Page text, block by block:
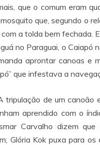
que o comum eram
que, segundo o
a tolda bem fechada.
no Paraguai, o
aprontar canoas e
que infestava a
tripulação de um canoão
aprendido com o
Carvalho dizem
Glória Kok puxa para